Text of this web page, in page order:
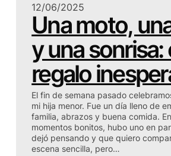
12/06/2025
Una moto,
y una sonrisa:
regalo
El fin de semana pasado
mi hija menor. Fue un día lleno de
familia, abrazos y buena comida.
momentos bonitos, hubo uno en
dejó pensando y que quiero
escena sencilla, pero…